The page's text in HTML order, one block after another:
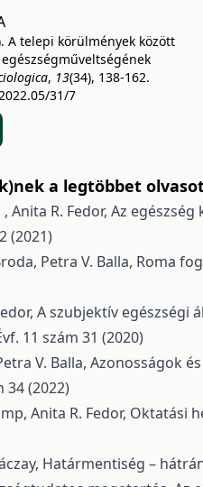
A telepi körülmények között
, 13(34), 138-162.
31/7
a legtöbbet
Anita R. Fedor, Az
(2021)
Petra V. Balla, Roma
A szubjektív egészségi
11 szám 31 (2020)
V. Balla, Azonosságok
34 (2022)
Anita R. Fedor, Oktatási
Határmentiség –